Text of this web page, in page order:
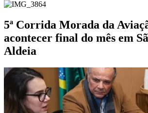
5ª Corrida Morada da
acontecer final do mês em
Aldeia